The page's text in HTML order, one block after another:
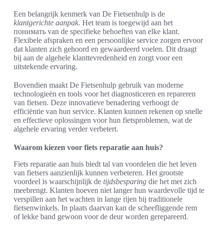
Een belangrijk kenmerk van De Fietsenhulp is de
klantgerichte aanpak. Het team is toegewijd aan het
понимать van de specifieke behoeften van elke klant.
Flexibele afspraken en een persoonlijke service zorgen ervoor
dat klanten zich gehoord en gewaardeerd voelen. Dit draagt
bij aan de algehele klanttevredenheid en zorgt voor een
uitstekende ervaring.
Bovendien maakt De Fietsenhulp gebruik van moderne
technologieën en tools voor het diagnosticeren en repareren
van fietsen. Deze innovatieve benadering verhoogt de
efficiëntie van hun service. Klanten kunnen rekenen op snelle
en effectieve oplossingen voor hun fietsproblemen, wat de
algehele ervaring verder verbetert.
Waarom kiezen voor fiets reparatie aan huis?
Fiets reparatie aan huis biedt tal van voordelen die het leven
van fietsers aanzienlijk kunnen verbeteren. Het grootste
voordeel is waarschijnlijk de tijdsbesparing die het met zich
meebrengt. Klanten hoeven niet langer hun waardevolle tijd te
verspillen aan het wachten in lange rijen bij traditionele
fietsenwinkels. In plaats daarvan kan de scheefliggende rem
of lekke band gewoon voor de deur worden gerepareerd.